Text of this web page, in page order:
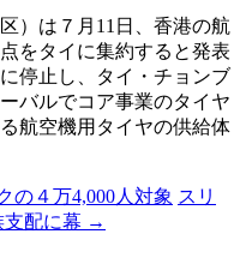
）は７月11日、香港の航
をタイに集約すると発表
停止し、タイ・チョンブ
バルでコア事業のタイヤ
航空機用タイヤの供給体
の４万4,000人対象 スリ
配に幕 →